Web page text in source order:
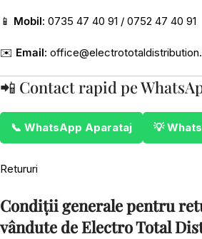
📱 Mobil: 0735 47 40 91 / 0752 47 40 91
✉️ Email:
📲 Contact rapid pe
📞 WhatsApp Aparataj 💡
Retururi
Condiții generale pentru
vândute de Electro Total